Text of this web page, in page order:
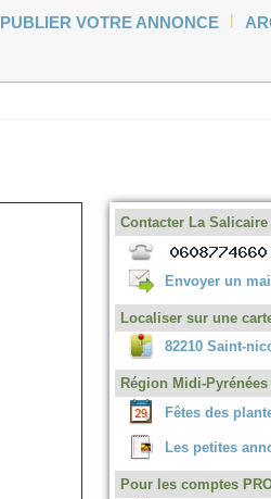
PUBLIER VOTRE ANNONCE
Contacter La Salicaire
Envoyer un mail
Localiser sur une
82210 Saint-
Région Midi-Pyrénées
Fêtes des
Les petites
Pour les comptes